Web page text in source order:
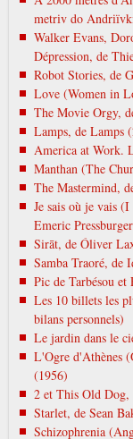
metrіv do
Walker Evans,
Dépression, de
Robot Stories, de
Love (Women in
The Movie Orgy,
Lamps, de Lamps
America at Work.
Manthan (The
The Mastermind,
Je sais où je vais
Emeric
Sirāt, de Óliver
Samba Traoré, de
Pic de Tarbésou et
Les 10 billets les
bilans personnels)
Le jardin dans le
L'Ogre d'Athènes
(1956)
2 et This Old Dog,
Starlet, de Sean
Schizophrenia